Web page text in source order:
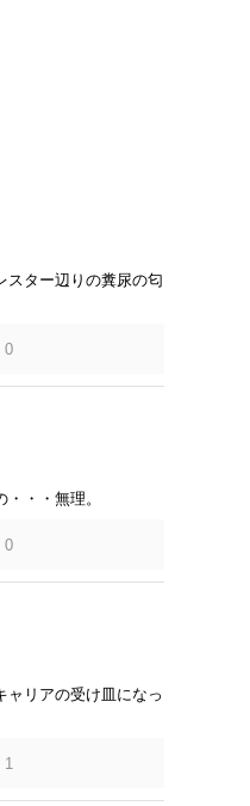
スター辺りの糞尿の匂
0
・・無理。
0
ャリアの受け皿になっ
1